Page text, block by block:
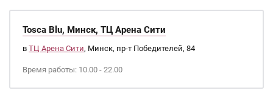
Tosca Blu, Минск, ТЦ Арена Сити
в ТЦ Арена Сити, Минск, пр-т Победителей, 84
Время работы: 10.00 - 22.00